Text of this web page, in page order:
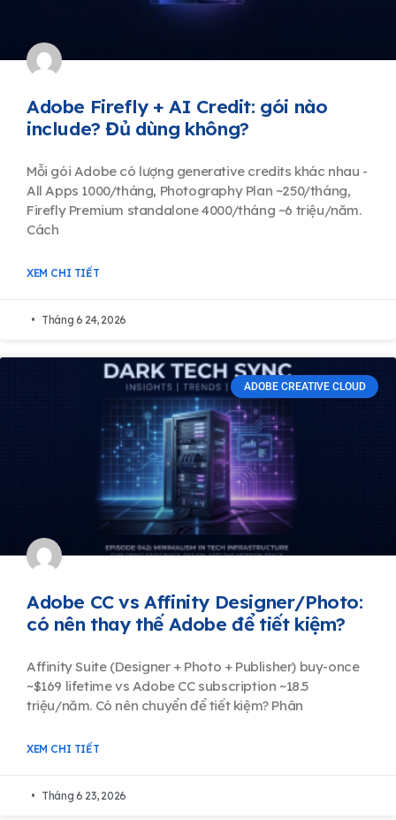
Adobe Firefly + AI Credit: gói nào
include? Đủ dùng không?
Mỗi gói Adobe có lượng generative credits khác nhau -
All Apps 1000/tháng, Photography Plan ~250/tháng,
Firefly Premium standalone 4000/tháng ~6 triệu/năm.
Cách
XEM CHI TIẾT
Tháng 6 24, 2026
ADOBE CREATIVE CLOUD
Adobe CC vs Affinity Designer/Photo:
có nên thay thế Adobe để tiết kiệm?
Affinity Suite (Designer + Photo + Publisher) buy-once
~$169 lifetime vs Adobe CC subscription ~18.5
triệu/năm. Có nên chuyển để tiết kiệm? Phân
XEM CHI TIẾT
Tháng 6 23, 2026